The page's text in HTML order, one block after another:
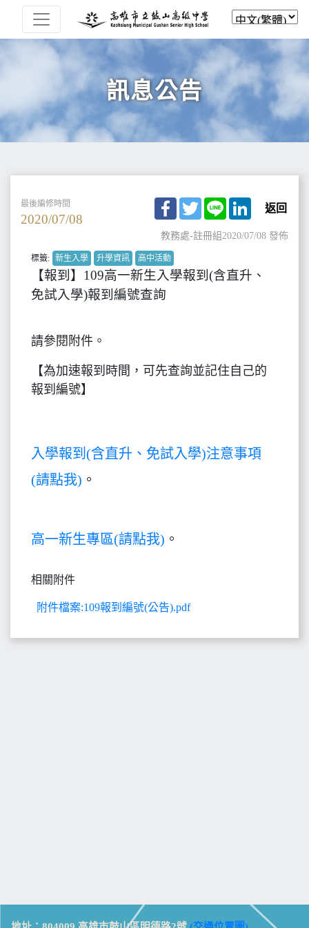
訊息公告
最後編修時間
2020/07/08
Facebook
TwitterLine LinkedIn
返回
教務處-註冊組2020/07/08 發佈
標籤: 新生入學 升學資訊 高中活動
【報到】109高一新生入學報到(含直升、
免試入學)報到編號查詢
請參閱附件。
【為加速報到時間，可先查詢並記住自己的
報到編號】
入學報到(含直升、免試入學)注意事項
(請點我) 。
高一新生專區(請點我) 。
相關附件
附件檔案:109報到編號(公告).pdf